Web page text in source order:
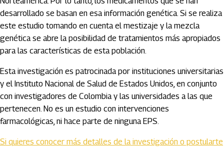
desarrollado se basan en esa información genética. Si se realiza
este estudio tomando en cuenta el mestizaje y la mezcla
genética se abre la posibilidad de tratamientos más apropiados
para las características de esta población.
Esta investigación es patrocinada por instituciones universitarias
y el Instituto Nacional de Salud de Estados Unidos, en conjunto
con investigadores de Colombia y las universidades a las que
pertenecen. No es un estudio con intervenciones
farmacológicas, ni hace parte de ninguna EPS.
Si quieres conocer más detalles de la investigación o postularte